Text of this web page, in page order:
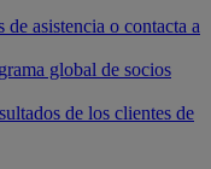
asistencia o contacta a
global de socios
de los clientes de